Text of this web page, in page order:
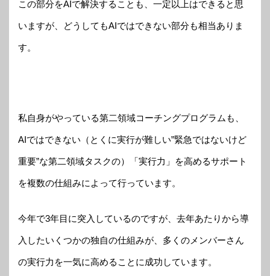
この部分をAIで解決することも、一定以上はできると思
いますが、どうしてもAIではできない部分も相当ありま
す。
私自身がやっている第二領域コーチングプログラムも、
AIではできない（とくに実行が難しい”緊急ではないけど
重要”な第二領域タスクの）「実行力」を高めるサポート
を複数の仕組みによって行っています。
今年で3年目に突入しているのですが、去年あたりから導
入したいくつかの独自の仕組みが、多くのメンバーさん
の実行力を一気に高めることに成功しています。